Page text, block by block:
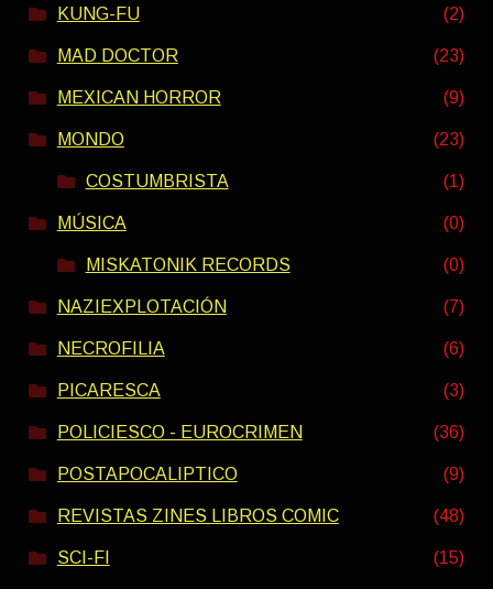
KUNG-FU (2)
MAD DOCTOR (23)
MEXICAN HORROR (9)
MONDO (23)
COSTUMBRISTA (1)
MÚSICA (0)
MISKATONIK RECORDS (0)
NAZIEXPLOTACIÓN (7)
NECROFILIA (6)
PICARESCA (3)
POLICIESCO - EUROCRIMEN (36)
POSTAPOCALIPTICO (9)
REVISTAS ZINES LIBROS COMIC (48)
SCI-FI (15)